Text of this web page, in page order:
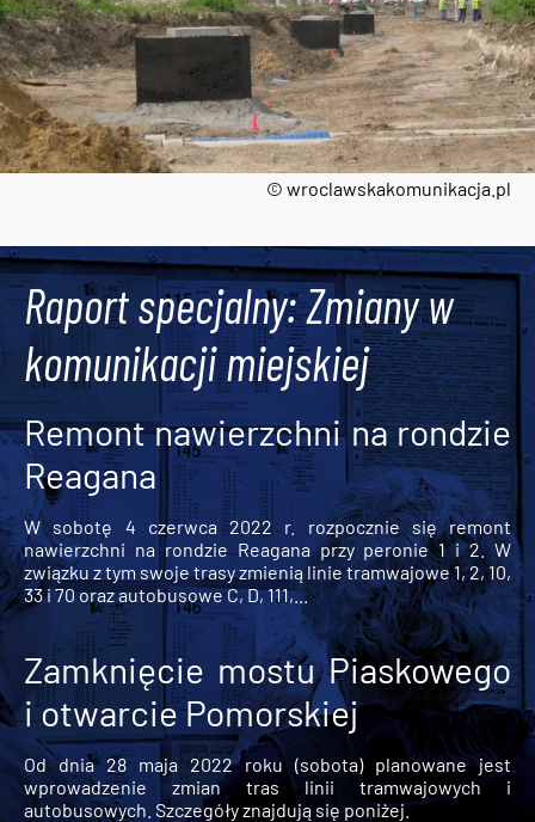
© wroclawskakomunikacja.pl
Raport specjalny: Zmiany w
komunikacji miejskiej
Remont nawierzchni na rondzie
Reagana
W sobotę 4 czerwca 2022 r. rozpocznie się remont
nawierzchni na rondzie Reagana przy peronie 1 i 2. W
związku z tym swoje trasy zmienią linie tramwajowe 1, 2, 10,
33 i 70 oraz autobusowe C, D, 111,...
Zamknięcie mostu Piaskowego
i otwarcie Pomorskiej
Od dnia 28 maja 2022 roku (sobota) planowane jest
wprowadzenie zmian tras linii tramwajowych i
autobusowych. Szczegóły znajdują się poniżej.